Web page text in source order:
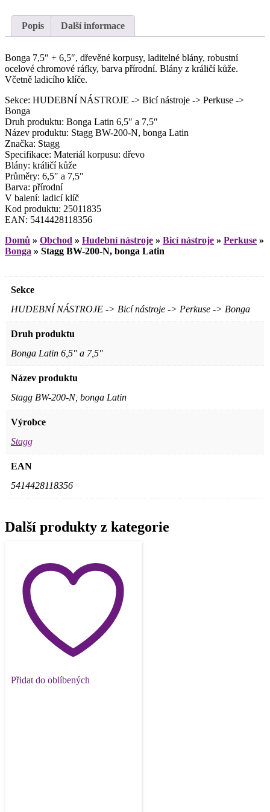
Popis Další informace
Bonga 7,5″ + 6,5″, dřevěné korpusy, laditelné blány, robustní
ocelové chromové ráfky, barva přírodní. Blány z králičí kůže.
Včetně ladicího klíče.
Sekce: HUDEBNÍ NÁSTROJE -> Bicí nástroje -> Perkuse ->
Bonga
Druh produktu: Bonga Latin 6,5″ a 7,5″
Název produktu: Stagg BW-200-N, bonga Latin
Značka: Stagg
Specifikace: Materiál korpusu: dřevo
Blány: králičí kůže
Průměry: 6,5″ a 7,5″
Barva: přírodní
V balení: ladicí klíč
Kod produktu: 25011835
EAN: 5414428118356
Domů » Obchod » Hudební nástroje » Bicí nástroje » Perkuse »
Bonga » Stagg BW-200-N, bonga Latin
Sekce
HUDEBNÍ NÁSTROJE -> Bicí nástroje -> Perkuse -> Bonga
Druh produktu
Bonga Latin 6,5" a 7,5"
Název produktu
Stagg BW-200-N, bonga Latin
Výrobce
Stagg
EAN
5414428118356
Další produkty z kategorie
Přidat do oblíbených